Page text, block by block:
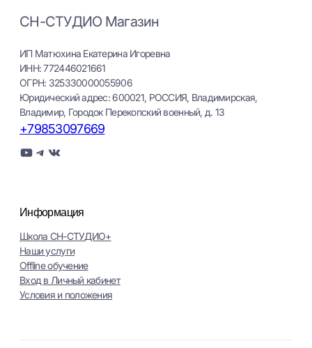
СН-СТУДИО Магазин
ИП Матюхина Екатерина Игоревна
ИНН: 772446021661
ОГРН: 325330000055906
Юридический адрес: 600021, РОССИЯ, Владимирская,
Владимир, Городок Перекопский военный, д. 13
+79853097669
YouTube Telegram ВКонтакте
Информация
Школа СН-СТУДИО+
Наши услуги
Оffline обучение
Вход в Личный кабинет
Условия и положения